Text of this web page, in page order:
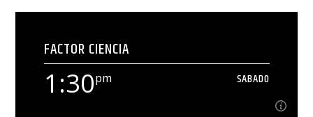
12:00pm SABADO
[...]
Ver Más
FACTOR CIENCIA
1:30pm SABADO